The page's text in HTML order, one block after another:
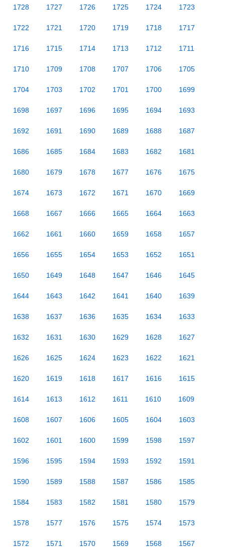
1728 1727 1726 1725 1724 1723
1722 1721 1720 1719 1718 1717
1716 1715 1714 1713 1712 1711
1710 1709 1708 1707 1706 1705
1704 1703 1702 1701 1700 1699
1698 1697 1696 1695 1694 1693
1692 1691 1690 1689 1688 1687
1686 1685 1684 1683 1682 1681
1680 1679 1678 1677 1676 1675
1674 1673 1672 1671 1670 1669
1668 1667 1666 1665 1664 1663
1662 1661 1660 1659 1658 1657
1656 1655 1654 1653 1652 1651
1650 1649 1648 1647 1646 1645
1644 1643 1642 1641 1640 1639
1638 1637 1636 1635 1634 1633
1632 1631 1630 1629 1628 1627
1626 1625 1624 1623 1622 1621
1620 1619 1618 1617 1616 1615
1614 1613 1612 1611 1610 1609
1608 1607 1606 1605 1604 1603
1602 1601 1600 1599 1598 1597
1596 1595 1594 1593 1592 1591
1590 1589 1588 1587 1586 1585
1584 1583 1582 1581 1580 1579
1578 1577 1576 1575 1574 1573
1572 1571 1570 1569 1568 1567